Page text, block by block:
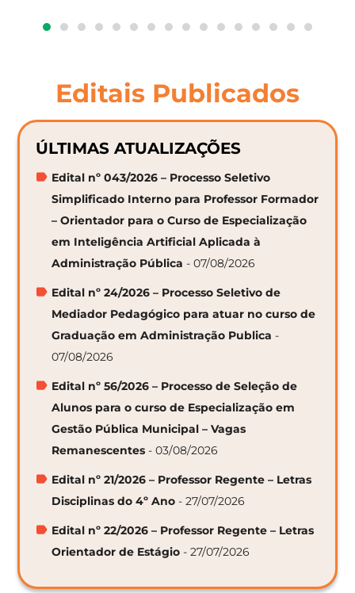
Editais Publicados
ÚLTIMAS ATUALIZAÇÕES
Edital nº 043/2026 – Processo Seletivo
Simplificado Interno para Professor Formador
– Orientador para o Curso de Especialização
em Inteligência Artificial Aplicada à
Administração Pública - 07/08/2026
Edital nº 24/2026 – Processo Seletivo de
Mediador Pedagógico para atuar no curso de
Graduação em Administração Publica -
07/08/2026
Edital nº 56/2026 – Processo de Seleção de
Alunos para o curso de Especialização em
Gestão Pública Municipal – Vagas
Remanescentes - 03/08/2026
Edital nº 21/2026 – Professor Regente – Letras
Disciplinas do 4º Ano - 27/07/2026
Edital nº 22/2026 – Professor Regente – Letras
Orientador de Estágio - 27/07/2026